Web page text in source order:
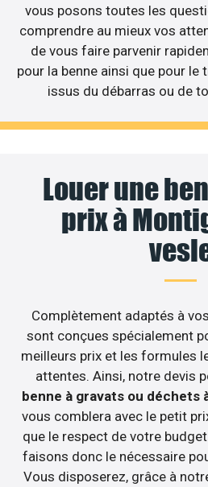
vous posons toutes les
comprendre au mieux vos
de vous faire parvenir
pour la benne ainsi que pour
issus du débarras ou de
Louer une
prix à
Complètement adaptés à
sont conçues spécialement
meilleurs prix et les formules
attentes. Ainsi, notre devis
benne à gravats ou déchets
vous comblera avec le petit
que le respect de votre
faisons donc le nécessaire
Vous disposerez, grâce à